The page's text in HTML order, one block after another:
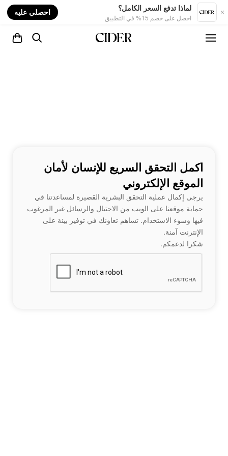
لماذا تدفع السعر الكامل؟
احصل على خصم 15% في التطبيق
احصلي عليه
اكمل التحقق السريع للإنسان لأمان
الموقع الإلكتروني
يرجى إكمال عملية التحقق البشرية القصيرة لمساعدتنا في
حماية موقعنا على الويب من الاحتيال والرسائل غير المرغوب
فيها وسوء الاستخدام. تساهم تعاونك في توفير بيئة على
الإنترنت آمنة.
شكرا لدعمكم.